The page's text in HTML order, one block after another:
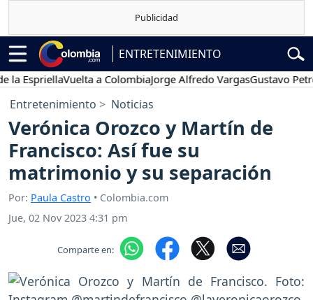
ENTRETENIMIENTO
Vuelta a ColombiaJorge Alfredo VargasGustavo Petro
Entretenimiento Noticias
Verónica Orozco y Martín de
Francisco: Así fue su
matrimonio y su separación
Por: Paula Castro • Colombia.com
Jue, 02 Nov 2023 4:31 pm
Comparte en: